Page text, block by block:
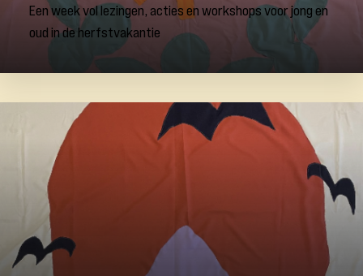
Een week vol lezingen, acties en workshops voor jong en
oud in de herfstvakantie